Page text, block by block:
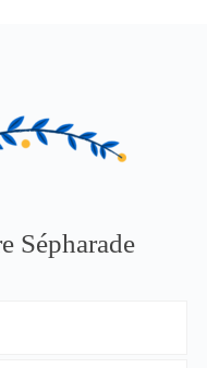
Sépharade